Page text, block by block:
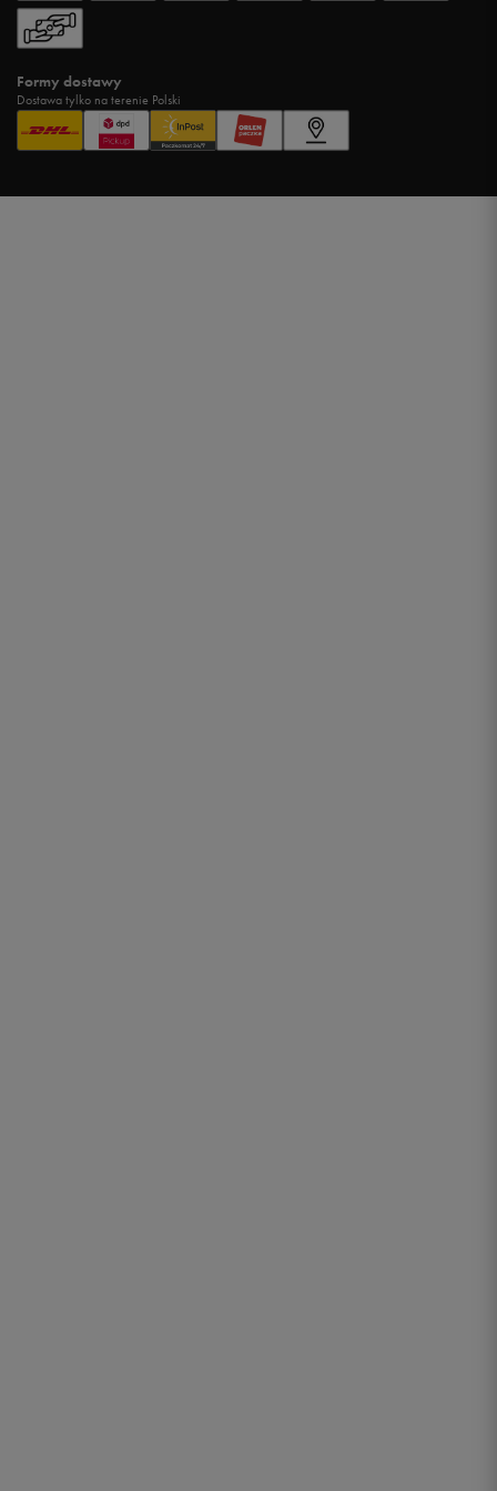
Formy dostawy
Dostawa tylko na terenie Polski